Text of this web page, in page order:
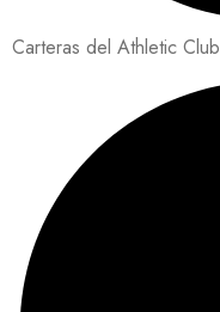
Carteras del Athletic Club